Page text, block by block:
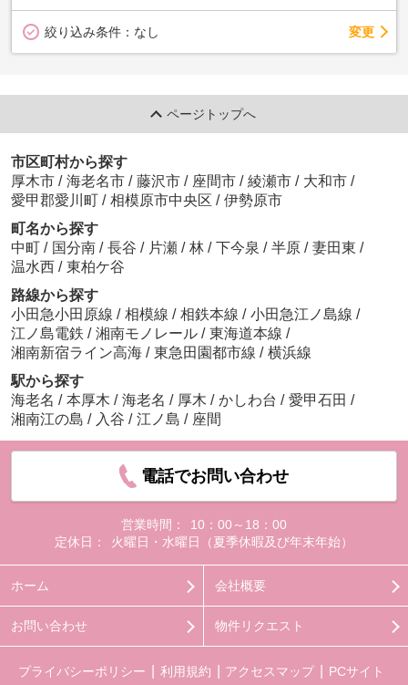
絞り込み条件： なし 変更
ページトップへ
市区町村から探す
厚木市 / 海老名市 / 藤沢市 / 座間市 / 綾瀬市 / 大和市 /
愛甲郡愛川町 / 相模原市中央区 / 伊勢原市
町名から探す
中町 / 国分南 / 長谷 / 片瀬 / 林 / 下今泉 / 半原 / 妻田東 /
温水西 / 東柏ケ谷
路線から探す
小田急小田原線 / 相模線 / 相鉄本線 / 小田急江ノ島線 /
江ノ島電鉄 / 湘南モノレール / 東海道本線 /
湘南新宿ライン高海 / 東急田園都市線 / 横浜線
駅から探す
海老名 / 本厚木 / 海老名 / 厚木 / かしわ台 / 愛甲石田 /
湘南江の島 / 入谷 / 江ノ島 / 座間
電話でお問い合わせ
営業時間：
10：00～18：00
定休日：
火曜日・水曜日（夏季休暇及び年末年始）
ホーム 会社概要
お問い合わせ 物件リクエスト
プライバシーポリシー 利用規約 アクセスマップ
PCサイト